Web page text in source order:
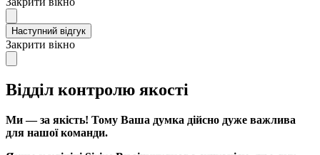
Наступний відгук
Закрити вікно
Відділ контролю якості
Ми — за якість! Тому Ваша думка дійсно дуже важлива
для нашої команди.